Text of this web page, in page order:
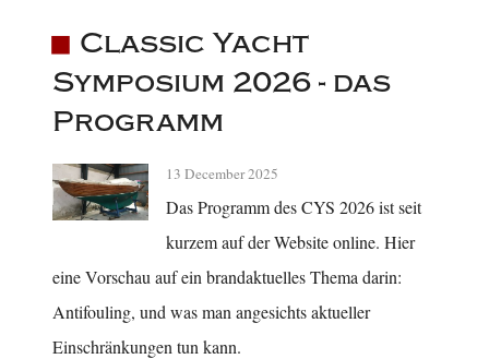
Classic Yacht
Symposium 2026 - das
Programm
13 December 2025
Das Programm des CYS 2026 ist seit
kurzem auf der Website online. Hier
eine Vorschau auf ein brandaktuelles Thema darin:
Antifouling, und was man angesichts aktueller
Einschränkungen tun kann.